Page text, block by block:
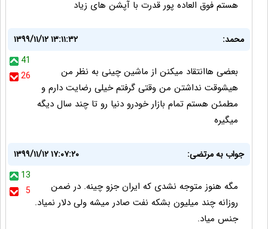
هستم فوق العاده پور قدرت با آپشن های زیاد
محمد:
۱۳۹۹/۱۱/۱۲ ۱۳:۱۱:۳۲
41
26
بعضی هاانتقاد میکنن از ماشین چینی به نظر من
هیشوقت نداشتن من وقتی گرفتم خیلی رضایت دارم و
مطمئن هستم تمام بازار خودرو دنیا رو تا چند سال دیگه
میگیره
جواب به مرتضی:
۱۳۹۹/۱۱/۱۲ ۱۷:۰۷:۲۰
13
5
مگه هنوز متوجه نشدی که ایران جزو چینه. در ضمن
روزانه چند میلیون بشکه نفت صادر میشه ولی دلار نمیاد.
جنس میاد.